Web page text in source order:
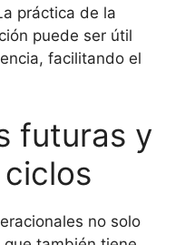
práctica de la
puede ser útil
facilitando el
futuras y
no solo